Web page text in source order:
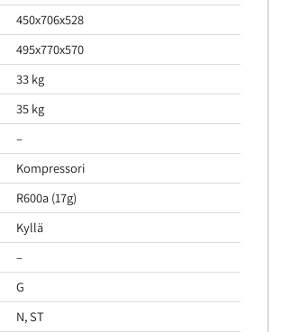
450x706x528
495x770x570
33 kg
35 kg
–
Kompressori
R600a (17g)
Kyllä
–
G
N, ST